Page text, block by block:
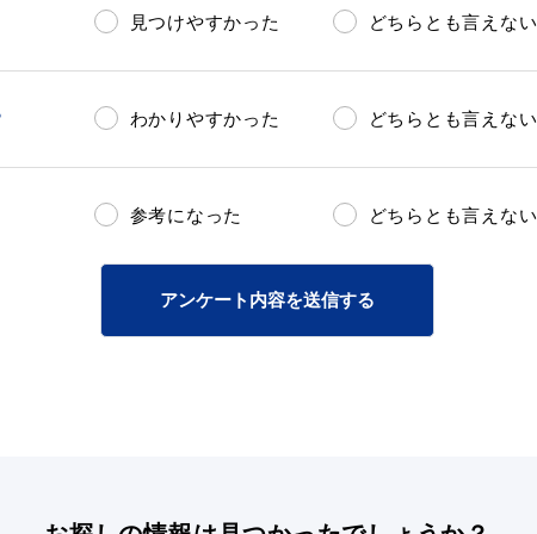
見つけやすかった どちらとも言えない
わかりやすかった どちらとも言えない
参考になった どちらとも言えない
アンケート内容を送信する